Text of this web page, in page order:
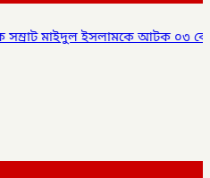
০৩ বোতল স্কাফ সিরাপ উদ্ধার,✦